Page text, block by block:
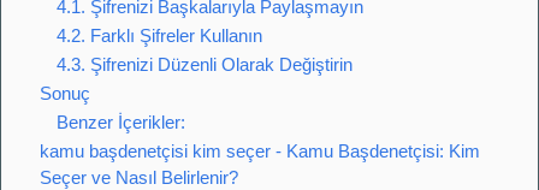
4.1. Şifrenizi Başkalarıyla Paylaşmayın
4.2. Farklı Şifreler Kullanın
4.3. Şifrenizi Düzenli Olarak Değiştirin
Sonuç
Benzer İçerikler:
kamu başdenetçisi kim seçer - Kamu Başdenetçisi: Kim
Seçer ve Nasıl Belirlenir?